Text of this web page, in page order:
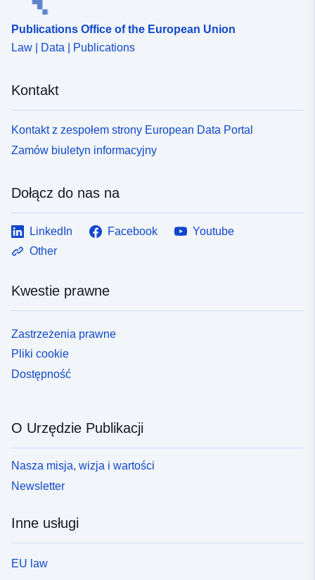
Publications Office of the European Union
Law | Data | Publications
Kontakt
Kontakt z zespołem strony European Data Portal
Zamów biuletyn informacyjny
Dołącz do nas na
LinkedIn Facebook
Youtube
Other
Kwestie prawne
Zastrzeżenia prawne
Pliki cookie
Dostępność
O Urzędzie Publikacji
Nasza misja, wizja i wartości
Newsletter
Inne usługi
EU law